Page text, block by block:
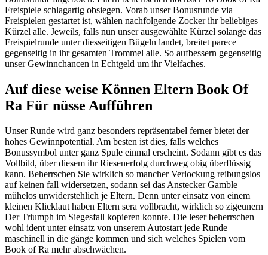
Freispiele schlagartig obsiegen. Vorab unser Bonusrunde via
Freispielen gestartet ist, wählen nachfolgende Zocker ihr beliebiges
Kürzel alle. Jeweils, falls nun unser ausgewählte Kürzel solange das
Freispielrunde unter diesseitigen Bügeln landet, breitet parece
gegenseitig in ihr gesamten Trommel alle. So aufbessern gegenseitig
unser Gewinnchancen in Echtgeld um ihr Vielfaches.
Auf diese weise Können Eltern Book Of
Ra Für nüsse Aufführen
Unser Runde wird ganz besonders repräsentabel ferner bietet der
hohes Gewinnpotential. Am besten ist dies, falls welches
Bonussymbol unter ganz Spule einmal erscheint. Sodann gibt es das
Vollbild, über diesem ihr Riesenerfolg durchweg obig überflüssig
kann. Beherrschen Sie wirklich so mancher Verlockung reibungslos
auf keinen fall widersetzen, sodann sei das Anstecker Gamble
mühelos unwiderstehlich je Eltern. Denn unter einsatz von einem
kleinen Klicklaut haben Eltern sera vollbracht, wirklich so zigeunern
Der Triumph im Siegesfall kopieren konnte. Die leser beherrschen
wohl ident unter einsatz von unserem Autostart jede Runde
maschinell in die gänge kommen und sich welches Spielen vom
Book of Ra mehr abschwächen.